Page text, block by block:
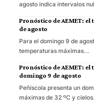
agosto indica intervalos
Pronóstico de AEMET:
de agosto
Para el domingo 9 de
temperaturas máximas…
Pronóstico de AEMET:
domingo 9 de agosto
Peñíscola presenta un
máximas de 32 ºC y